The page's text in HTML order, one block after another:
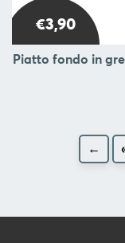
€3,90
Piatto fondo in
←